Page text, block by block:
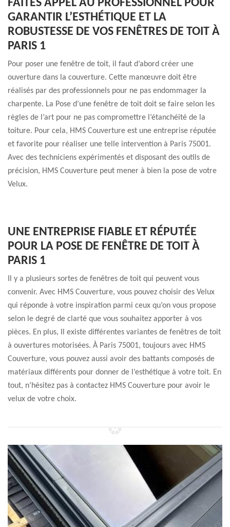
FAITES APPEL AU PROFESSIONNEL POUR
GARANTIR L’ESTHÉTIQUE ET LA
ROBUSTESSE DE VOS FENÊTRES DE TOIT À
PARIS 1
Pour poser une fenêtre de toit, il faut d’abord créer une
ouverture dans la couverture. Cette manœuvre doit être
réalisés par des professionnels pour ne pas endommager la
charpente. La Pose d’une fenêtre de toit doit se faire selon les
règles de l’art pour ne pas compromettre l’étanchéité de la
toiture. Pour cela, HMS Couverture est une entreprise réputée
et favorite pour réaliser une telle intervention à Paris 75001.
Avec des techniciens expérimentés et disposant des outils de
précision, HMS Couverture peut mener à bien la pose de votre
Velux.
UNE ENTREPRISE FIABLE ET RÉPUTÉE
POUR LA POSE DE FENÊTRE DE TOIT À
PARIS 1
Il y a plusieurs sortes de fenêtres de toit qui peuvent vous
convenir. Avec HMS Couverture, vous pouvez choisir des Velux
qui réponde à votre inspiration parmi ceux qu’on vous propose
selon le degré de clarté que vous souhaitez apporter à vos
pièces. En plus, Il existe différentes variantes de fenêtres de toit
à ouvertures motorisées. À Paris 75001, toujours avec HMS
Couverture, vous pouvez aussi avoir des battants composés de
matériaux différents pour donner de l’esthétique à votre toit. En
tout, n’hésitez pas à contactez HMS Couverture pour avoir le
velux de votre choix.